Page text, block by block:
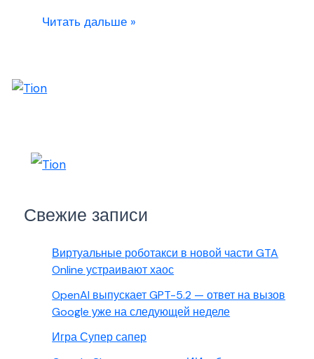
Читать дальше »
Свежие записи
Виртуальные роботакси в новой части GTA
Online устраивают хаос
OpenAI выпускает GPT-5.2 — ответ на вызов
Google уже на следующей неделе
Игра Супер сапер